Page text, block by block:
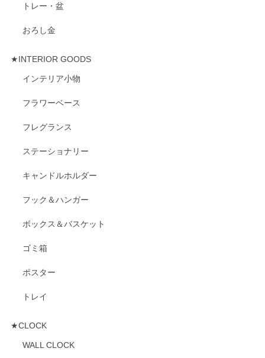
トレー・盆
おろし金
★INTERIOR GOODS
インテリア小物
フラワーベース
フレグランス
ステーショナリー
キャンドルホルダー
フック＆ハンガー
ボックス＆バスケット
ゴミ箱
ポスター
トレイ
★CLOCK
WALL CLOCK